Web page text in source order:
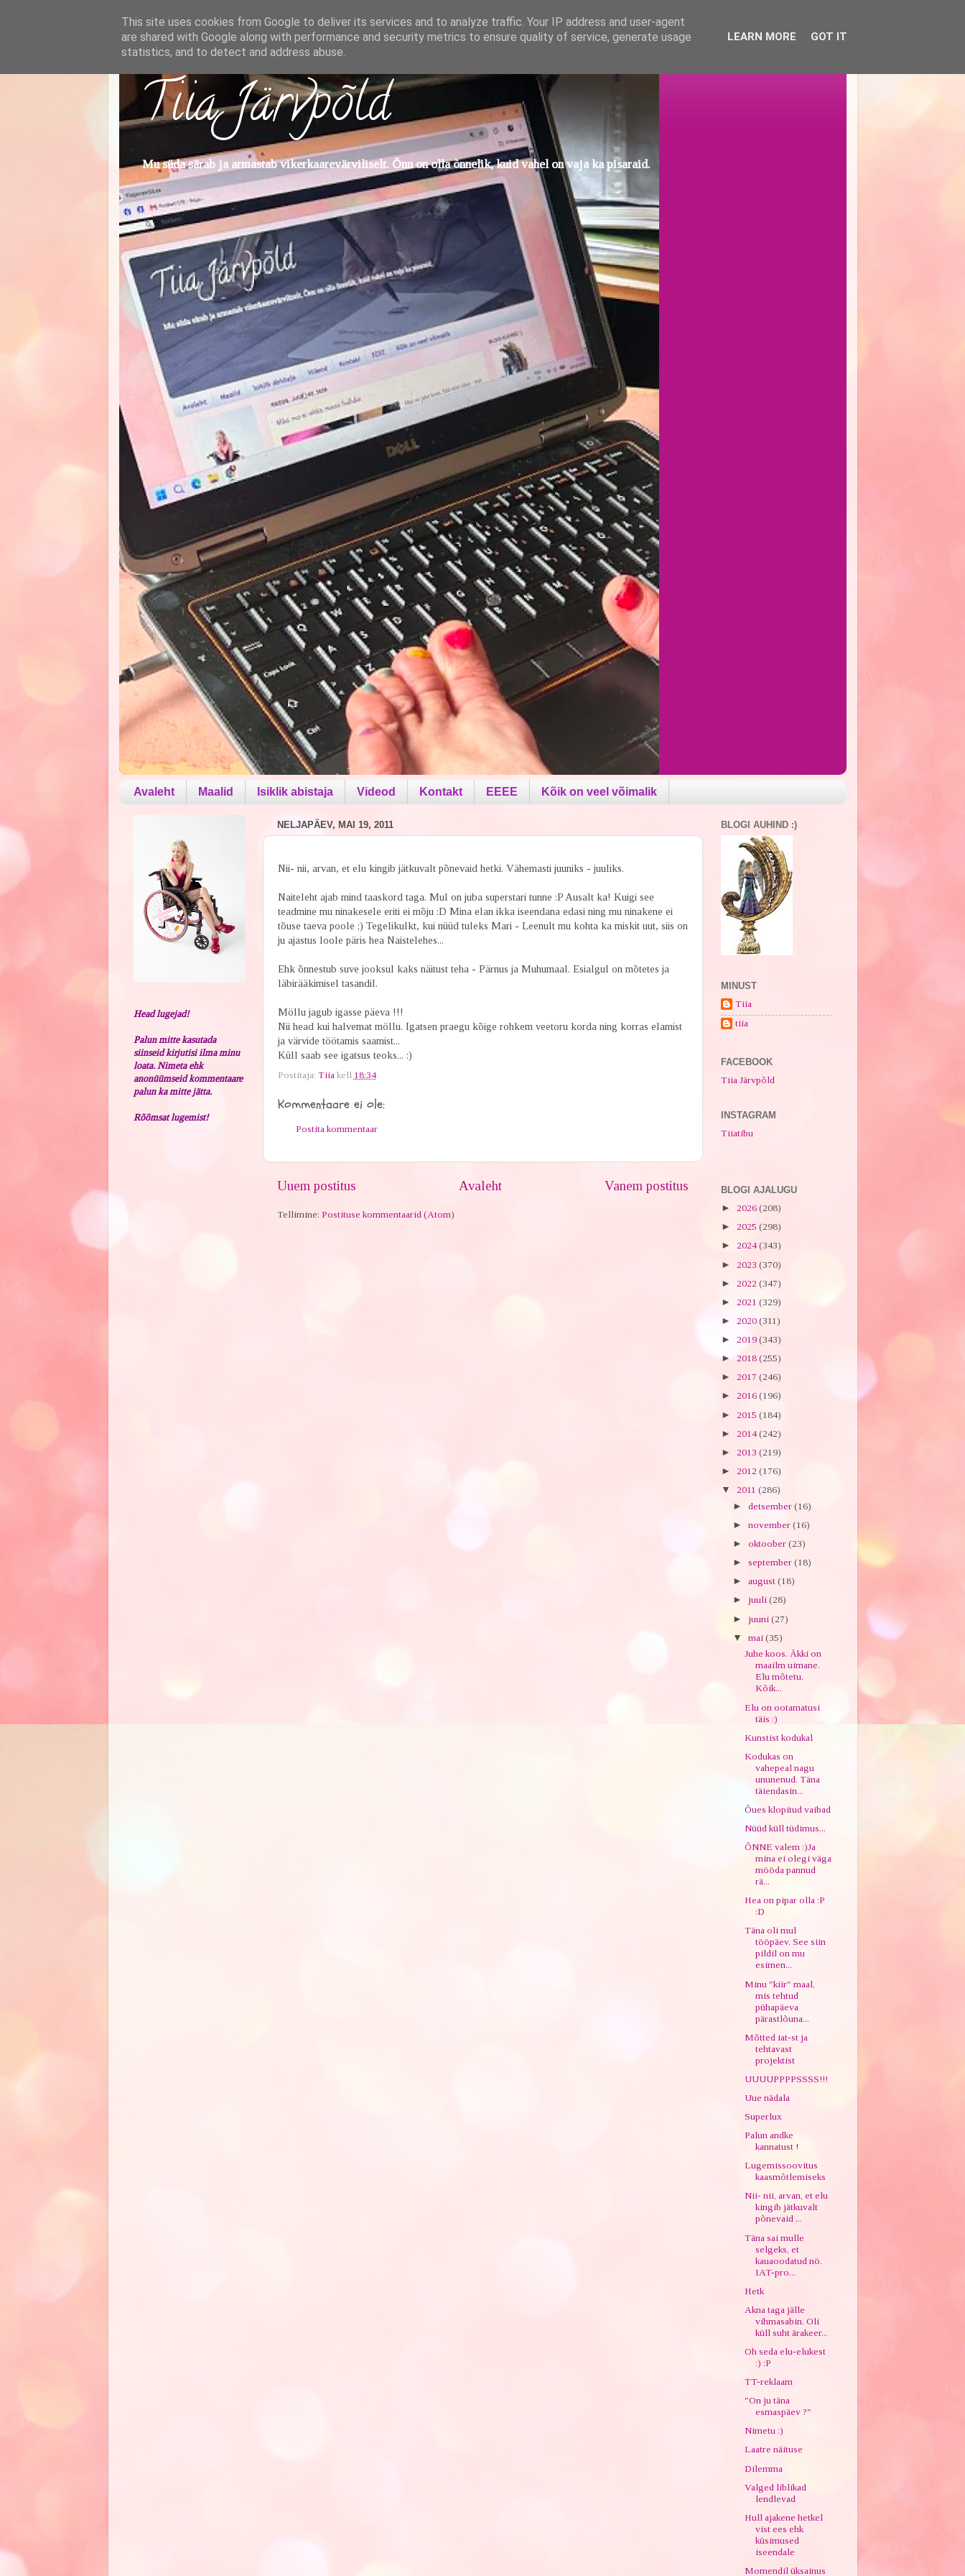
Tiia Järvpõld
Mu süda särab ja armastab vikerkaarevärviliselt. Õnn on olla õnnelik, kuid vahel on vaja ka pisaraid.
Avaleht Maalid Isiklik abistaja Videod Kontakt EEEE Kõik on veel võimalik
NELJAPÄEV, MAI 19, 2011
Nii- nii, arvan, et elu kingib jätkuvalt põnevaid hetki. Vähemasti juuniks - juuliks.
Naiteleht ajab mind taaskord taga. Mul on juba superstari tunne :P Ausalt ka! Kuigi see
teadmine mu ninakesele eriti ei mõju :D Mina elan ikka iseendana edasi ning mu ninakene ei
tõuse taeva poole ;) Tegelikulkt, kui nüüd tuleks Mari - Leenult mu kohta ka miskit uut, siis on
ju ajastus loole päris hea Naistelehes...
Ehk õnnestub suve jooksul kaks näitust teha - Pärnus ja Muhumaal. Esialgul on mõtetes ja
läbirääkimisel tasandil.
Möllu jagub igasse päeva !!!
Nii head kui halvemat möllu. Igatsen praegu kõige rohkem veetoru korda ning korras elamist
ja värvide töötamis saamist...
Küll saab see igatsus teoks... :)
Postitaja: Tiia kell 18:34
Kommentaare ei ole:
Postita kommentaar
Uuem postitus Vanem postitus
Avaleht
Tellimine: Postituse kommentaarid (Atom)
Head lugejad!
Palun mitte kasutada
siinseid kirjutisi ilma minu
loata. Nimeta ehk
anonüümseid kommentaare
palun ka mitte jätta.
Rõõmsat lugemist!
BLOGI AUHIND :)
MINUST
Tiia
tiia
FACEBOOK
Tiia Järvpõld
INSTAGRAM
Tiiatibu
BLOGI AJALUGU
► 2026 (208)
► 2025 (298)
► 2024(343)
► 2023 (370)
► 2022 (347)
► 2021 (329)
► 2020 (311)
► 2019 (343)
► 2018 (255)
► 2017 (246)
► 2016 (196)
► 2015 (184)
► 2014(242)
► 2013 (219)
► 2012 (176)
▼ 2011 (286)
► detsember (16)
► november (16)
► oktoober (23)
► september (18)
► august (18)
► juuli (28)
► juuni (27)
▼ mai (35)
Juhe koos. Äkki on
maailm uimane.
Elu mõtetu.
Kõik...
Elu on ootamatusi
täis :)
Kunstist kodukal
Kodukas on
vahepeal nagu
ununenud. Täna
täiendasin...
Õues klopitud vaibad
Nüüd küll tüdimus...
ÕNNE valem :)Ja
mina ei olegi väga
mööda pannud
rä...
Hea on pipar olla :P
:D
Täna oli mul
tööpäev. See siin
pildil on mu
esimen...
Minu "kiir" maal,
mis tehtud
pühapäeva
pärastlõuna...
Mõtted iat-st ja
tehtavast
projektist
UUUUPPPPSSSS!!!
Uue nädala
Superlux
Palun andke
kannatust !
Lugemissoovitus
kaasmõtlemiseks
Nii- nii, arvan, et elu
kingib jätkuvalt
põnevaid ...
Täna sai mulle
selgeks, et
kauaoodatud nö.
IAT-pro...
Hetk
Akna taga jälle
vihmasabin. Oli
küll suht ärakeer...
Oh seda elu-elukest
:) :P
TT-reklaam
"On ju täna
esmaspäev ?"
Nimetu :)
Laatre näituse
Dilemma
Valged liblikad
lendlevad
Hull ajakene hetkel
vist ees ehk
küsimused
iseendale
Momendil üksainus
This site uses cookies from Google to deliver its services and to analyze traffic. Your IP address and user-agent
are shared with Google along with performance and security metrics to ensure quality of service, generate usage
statistics, and to detect and address abuse.
LEARN MORE GOT IT